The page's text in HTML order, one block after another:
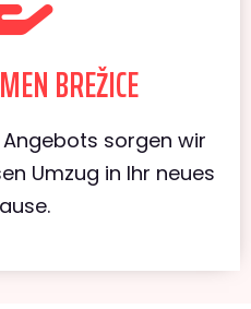
BREŽICE
sorgen wir
Umzug in Ihr neues